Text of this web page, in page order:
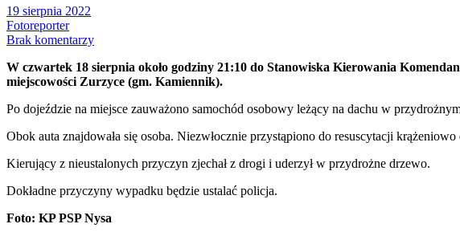
19 sierpnia 2022
Fotoreporter
Brak komentarzy
W czwartek 18 sierpnia około godziny 21:10 do Stanowiska Kierowania
miejscowości Zurzyce (gm. Kamiennik).
Po dojeździe na miejsce zauważono samochód osobowy leżący na dachu w
Obok auta znajdowała się osoba. Niezwłocznie przystąpiono do resuscytacji
Kierujący z nieustalonych przyczyn zjechał z drogi i uderzył w przydrożne drzewo.
Dokładne przyczyny wypadku będzie ustalać policja.
Foto: KP PSP Nysa